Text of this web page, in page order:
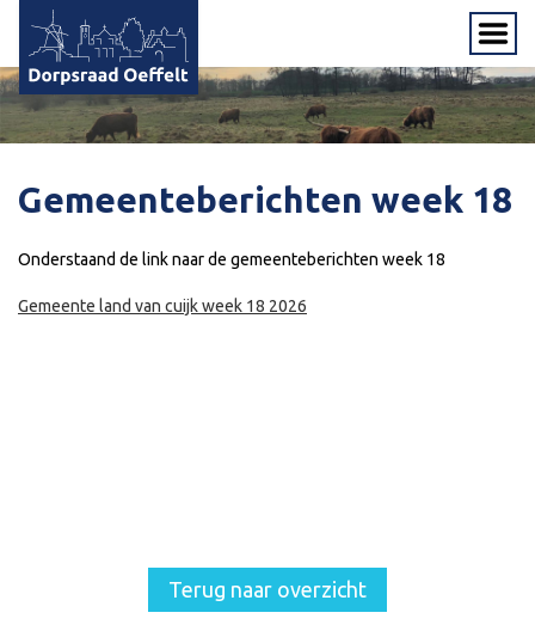
Gemeenteberichten week 18
Onderstaand de link naar de gemeenteberichten week 18
Gemeente land van cuijk week 18 2026
Terug naar overzicht